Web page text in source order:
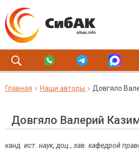
Главная Наши авторы Довгяло
Довгяло Валерий
канд. ист. наук, доц., зав. кафедрой